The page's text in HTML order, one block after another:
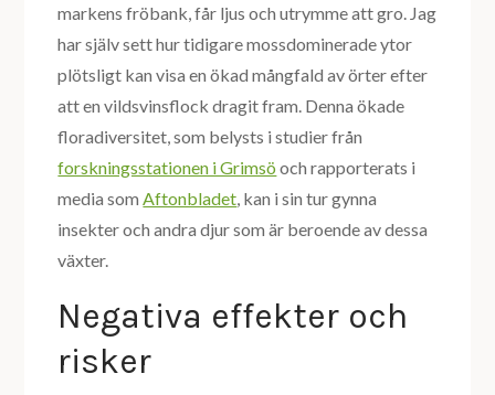
markens fröbank, får ljus och utrymme att gro. Jag
har själv sett hur tidigare mossdominerade ytor
plötsligt kan visa en ökad mångfald av örter efter
att en vildsvinsflock dragit fram. Denna ökade
floradiversitet, som belysts i studier från
forskningsstationen i Grimsö och rapporterats i
media somAftonbladet, kan i sin tur gynna
insekter och andra djur som är beroende av dessa
växter.
Negativa effekter och
risker